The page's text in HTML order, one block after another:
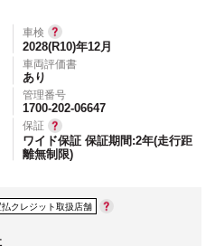
車検
2028(R10)年12月
車両評価書
あり
管理番号
1700-202-06647
保証
ワイド保証 保証期間:2年(走行距
離無制限)
払クレジット取扱店舗